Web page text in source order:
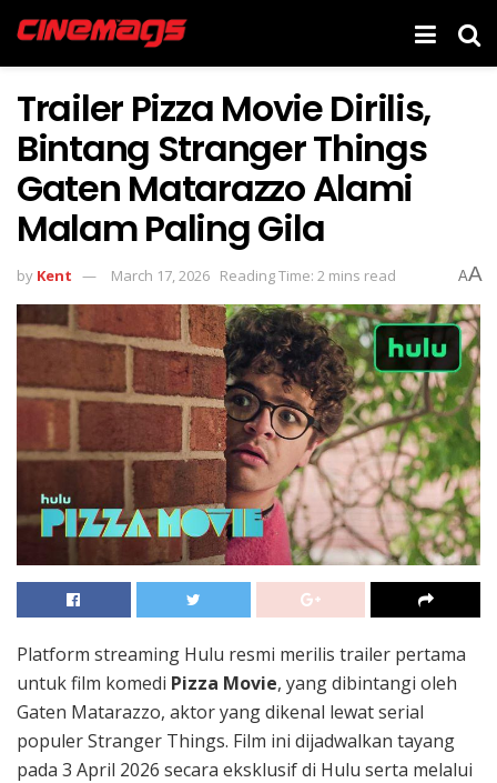
Trailer Pizza Movie Dirilis,
Bintang Stranger Things
Gaten Matarazzo Alami
Malam Paling Gila
by Kent March 17, 2026 Reading Time: 2 mins read AA
Platform streaming Hulu resmi merilis trailer pertama
untuk film komedi Pizza Movie, yang dibintangi oleh
Gaten Matarazzo, aktor yang dikenal lewat serial
populerStranger Things. Film ini dijadwalkan tayang
pada 3 April 2026 secara eksklusif di Hulu serta melalui